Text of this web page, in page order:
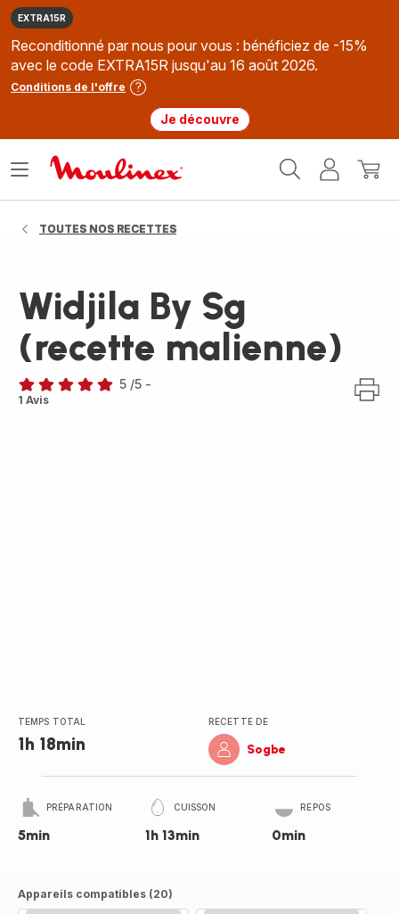
EXTRA15R
Reconditionné par nous pour vous : bénéficiez de -15%
avec le code EXTRA15R jusqu'au 16 août 2026.
Conditions de l'offre
Je découvre
MonMon
Ouvrir
TOUTES NOS RECETTES
Widjila By Sg
(recette malienne)
Avis
5 /5 -
1 Avis
TEMPS TOTAL
1h 18min
RECETTE DE
Sogbe
PRÉPARATION
5min
CUISSON
1h 13min
REPOS
0min
Appareils compatibles (20)